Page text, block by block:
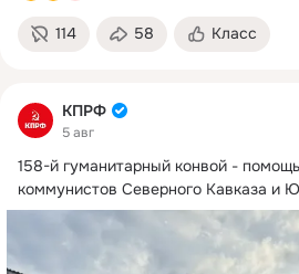
114 58 Класс
КПРФ
5 авг
158-й гуманитарный конвой -
коммунистов Северного Кавказа и